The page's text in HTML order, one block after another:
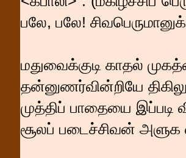
பலே, பலே!
மதுவைக்குடி காதல்
தன்னுணர்வின்றியே
முத்திப் பாதையை இப்படி
சூலப் படைச்சிவன் அளுக